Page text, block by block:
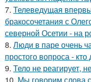
7. Телеведущая
бракосочетания с
северной Осетии - на
8. Люди в паре очень
простого вопроса -
9. Тело не реагирует,